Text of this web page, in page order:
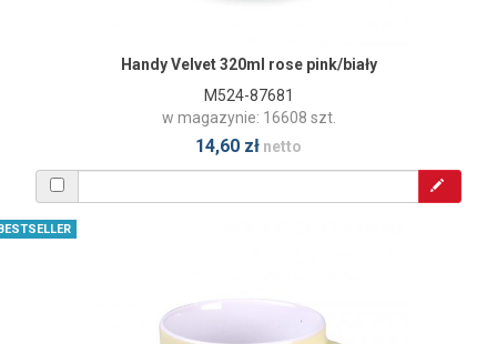
Handy Velvet 320ml rose pink/biały
M524-87681
w magazynie: 16608 szt.
14,60 zł netto